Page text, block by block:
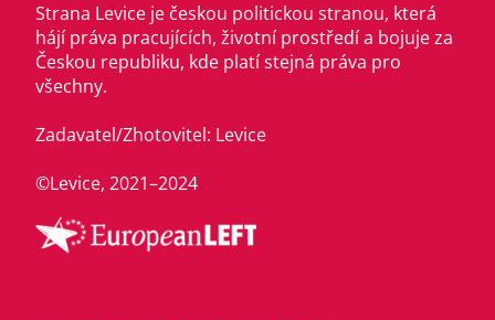
Strana Levice je českou politickou stranou, která
hájí práva pracujících, životní prostředí a bojuje za
Českou republiku, kde platí stejná práva pro
všechny.
Zadavatel/Zhotovitel: Levice
©Levice, 2021–2024